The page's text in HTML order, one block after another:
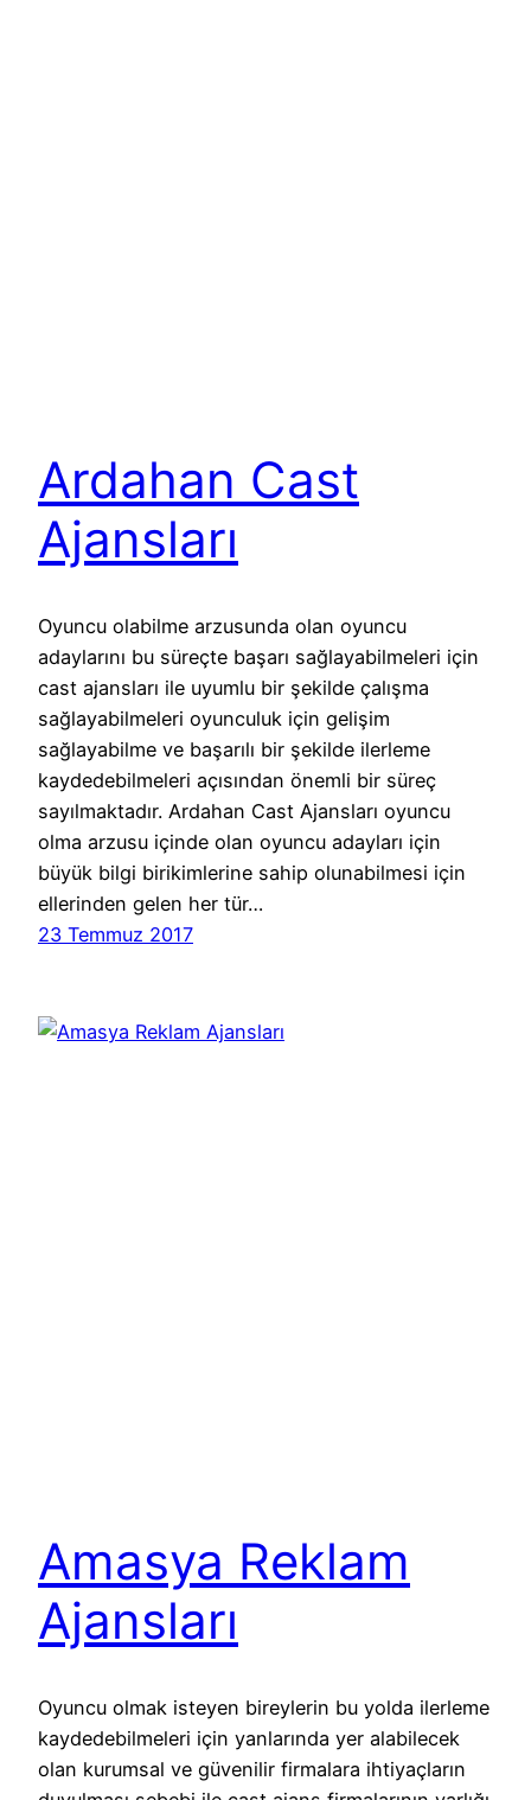
Ardahan Cast
Ajansları
Oyuncu olabilme arzusunda olan oyuncu
adaylarını bu süreçte başarı sağlayabilmeleri için
cast ajansları ile uyumlu bir şekilde çalışma
sağlayabilmeleri oyunculuk için gelişim
sağlayabilme ve başarılı bir şekilde ilerleme
kaydedebilmeleri açısından önemli bir süreç
sayılmaktadır. Ardahan Cast Ajansları oyuncu
olma arzusu içinde olan oyuncu adayları için
büyük bilgi birikimlerine sahip olunabilmesi için
ellerinden gelen her tür…
23 Temmuz 2017
Amasya Reklam
Ajansları
Oyuncu olmak isteyen bireylerin bu yolda ilerleme
kaydedebilmeleri için yanlarında yer alabilecek
olan kurumsal ve güvenilir firmalara ihtiyaçların